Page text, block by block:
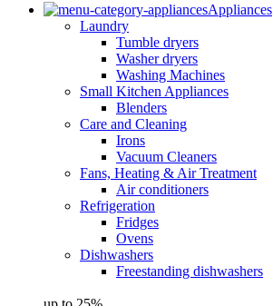
Appliances
Laundry
Tumble dryers
Washer dryers
Washing Machines
Small Kitchen Appliances
Blenders
Care and Cleaning
Irons
Vacuum Cleaners
Fans, Heating & Air Treatment
Air conditioners
Refrigeration
Fridges
Ovens
Dishwashers
Freestanding dishwashers